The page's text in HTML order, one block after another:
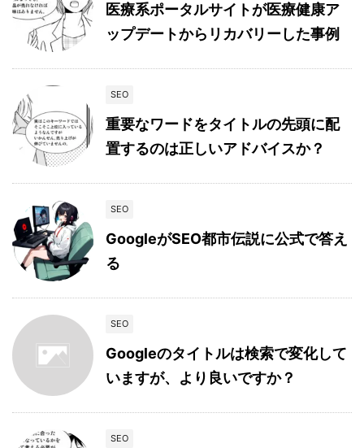
医療系ポータルサイトが医療健康ア
ップデートからリカバリーした事例
SEO
重要なワードをタイトルの先頭に配
置するのは正しいアドバイスか？
SEO
GoogleがSEO都市伝説に公式で答え
る
SEO
Googleのタイトルは検索で変化して
いますが、より良いですか？
SEO